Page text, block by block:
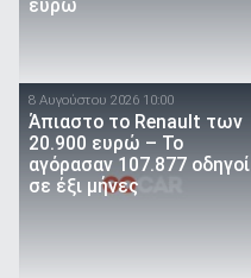
ευρώ
8 Αυγούστου 2026 10:00
Άπιαστο το Renault των
20.900 ευρώ – Το
αγόρασαν 107.877 οδηγοί
σε έξι μήνες